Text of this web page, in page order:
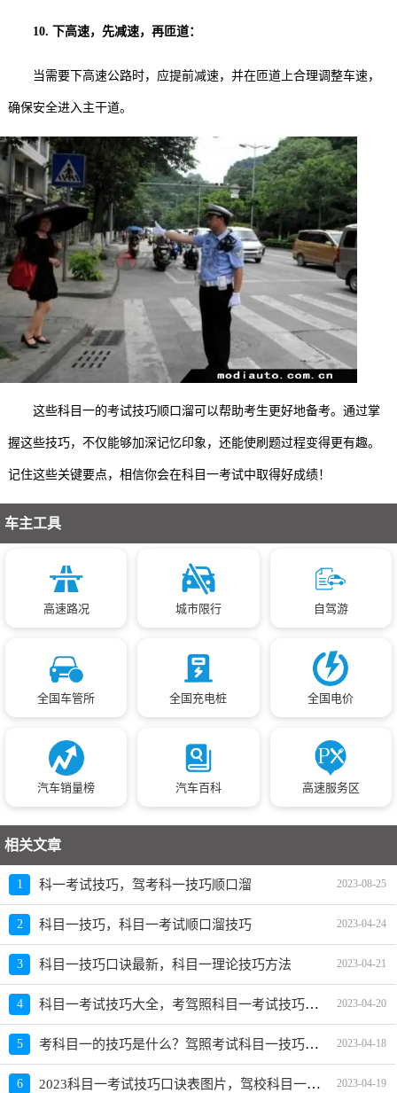
10. 下高速，先减速，再匝道：
当需要下高速公路时，应提前减速，并在匝道上合理调整车速，
确保安全进入主干道。
这些科目一的考试技巧顺口溜可以帮助考生更好地备考。通过掌
握这些技巧，不仅能够加深记忆印象，还能使刷题过程变得更有趣。
记住这些关键要点，相信你会在科目一考试中取得好成绩！
车主工具
高速路况 城市限行 自驾游
全国车管所 全国充电桩 全国电价
汽车销量榜 汽车百科 高速服务区
相关文章
1 科一考试技巧，驾考科一技巧顺口溜 2023-08-25
2 科目一技巧，科目一考试顺口溜技巧 2023-04-24
3 科目一技巧口诀最新，科目一理论技巧方法 2023-04-21
4 科目一考试技巧大全，考驾照科目一考试技巧口诀 2023-04-20
5 考科目一的技巧是什么？驾照考试科目一技巧口诀 2023-04-18
6 2023科目一考试技巧口诀表图片，驾校科目一技巧口诀 2023-04-19